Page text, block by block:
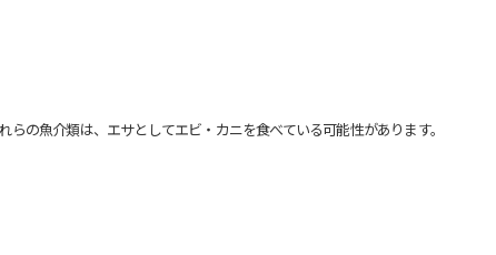
の魚介類は、エサとしてエビ・カニを食べている可能性があります。